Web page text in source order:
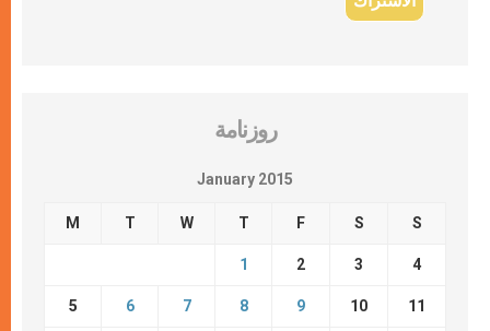
روزنامة
January 2015
M T W T F S S
1 2 3 4
5 6 7 8 9 10 11